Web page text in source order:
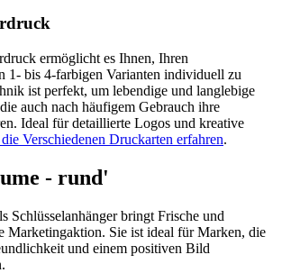
ermöglicht es Ihnen, Ihren
1- bis 4-farbigen Varianten individuell zu
ist perfekt, um lebendige und langlebige
auch nach häufigem Gebrauch ihre
Ideal für detaillierte Logos und kreative
Verschiedenen Druckarten erfahren.
- rund'
Schlüsselanhänger bringt Frische und
Marketingaktion. Sie ist ideal für Marken, die
und einem positiven Bild